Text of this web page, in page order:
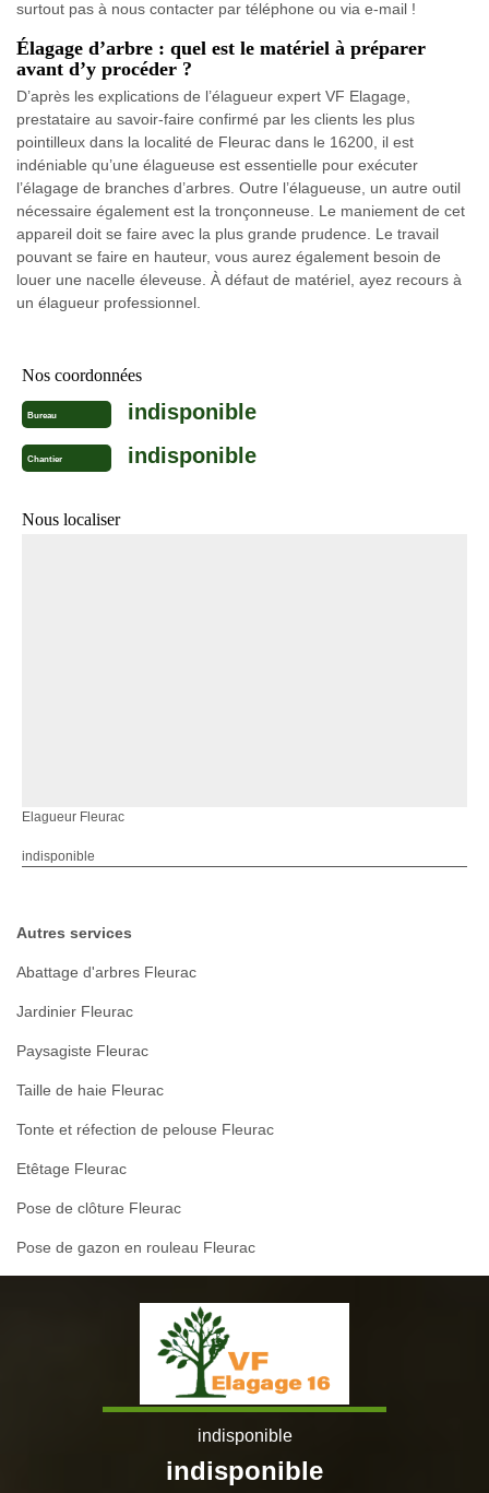
surtout pas à nous contacter par téléphone ou via e-mail !
Élagage d’arbre : quel est le matériel à préparer
avant d’y procéder ?
D’après les explications de l’élagueur expert VF Elagage,
prestataire au savoir-faire confirmé par les clients les plus
pointilleux dans la localité de Fleurac dans le 16200, il est
indéniable qu’une élagueuse est essentielle pour exécuter
l’élagage de branches d’arbres. Outre l’élagueuse, un autre outil
nécessaire également est la tronçonneuse. Le maniement de cet
appareil doit se faire avec la plus grande prudence. Le travail
pouvant se faire en hauteur, vous aurez également besoin de
louer une nacelle éleveuse. À défaut de matériel, ayez recours à
un élagueur professionnel.
Nos coordonnées
Bureau indisponible
Chantier indisponible
Nous localiser
Elagueur Fleurac
indisponible
Autres services
Abattage d'arbres Fleurac
Jardinier Fleurac
Paysagiste Fleurac
Taille de haie Fleurac
Tonte et réfection de pelouse Fleurac
Etêtage Fleurac
Pose de clôture Fleurac
Pose de gazon en rouleau Fleurac
indisponible
indisponible